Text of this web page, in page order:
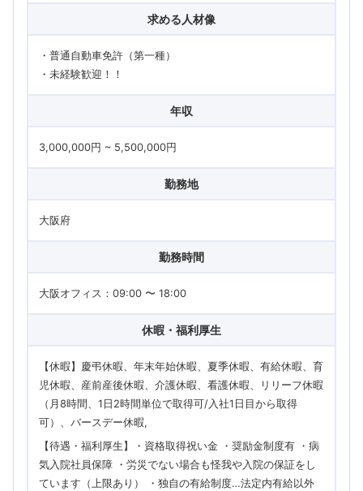
求める人材像
・普通自動車免許（第一種）
・未経験歓迎！！
年収
3,000,000円 ~ 5,500,000円
勤務地
大阪府
勤務時間
大阪オフィス：09:00 〜 18:00
休暇・福利厚生
【休暇】慶弔休暇、年末年始休暇、夏季休暇、有給休暇、育
児休暇、産前産後休暇、介護休暇、看護休暇、リリーフ休暇
（月8時間、1日2時間単位で取得可/入社1日目から取得
可）、バースデー休暇
【待遇・福利厚生】・資格取得祝い金 ・奨励金制度有 ・病
気入院社員保障 ・労災でない場合も怪我や入院の保証をし
ています（上限あり） ・独自の有給制度…法定内有給以外